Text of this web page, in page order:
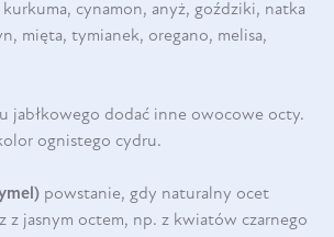
kurkuma, cynamon, anyż, goździki, natka
mięta, tymianek, oregano, melisa,
jabłkowego dodać inne owocowe octy.
ognistego cydru.
powstanie, gdy naturalny ocet
z jasnym octem, np. z kwiatów czarnego